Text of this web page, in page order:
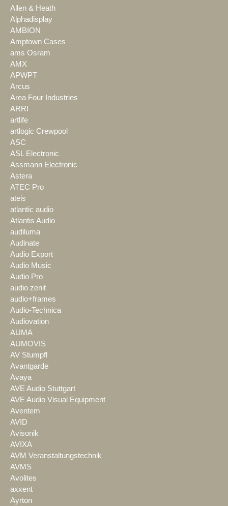
Allen & Heath
Alphadisplay
AMBION
Amptown Cases
ams Osram
AMX
APWPT
Arcus
Area Four Industries
ARRI
artlife
artlogic Crewpool
ASC
ASL Electronic
Assmann Electronic
Astera
ATEC Pro
ateis
atlantic audio
Atlantis Audio
audiluma
Audinate
Audio Export
Audio Music
Audio Pro
audio zenit
audio+frames
Audio-Technica
Audiovation
AUMA
AUMOVIS
AV Stumpfl
Avantgarde
Avaya
AVE Audio Stuttgart
AVE Audio Visual Equipment
Aventem
AVID
Avisonik
AVIXA
AVM Veranstaltungstechnik
AVMS
Avolites
axxent
Ayrton